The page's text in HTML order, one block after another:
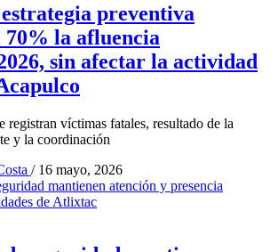
preventiva
70% la afluencia
sin afectar la actividad
registran víctimas fatales, resultado de la
y la coordinación
/ 16 mayo, 2026